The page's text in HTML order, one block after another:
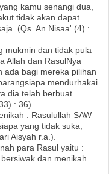
kamu senangi dua,
tidak akan dapat
An Nisaa' (4) :
mukmin dan tidak pula
Allah dan RasulNya
ada bagi mereka pilihan
mendurhakai
dia telah berbuat
: 36).
: Rasulullah SAW
yang tidak suka,
Aisyah r.a.).
para Rasul yaitu :
dan menikah